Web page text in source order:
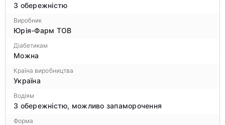
З обережністю
Виробник
Юрія-Фарм ТОВ
Діабетикам
Можна
Країна виробництва
Україна
Водіям
З обережністю, можливо запаморочення
Форма